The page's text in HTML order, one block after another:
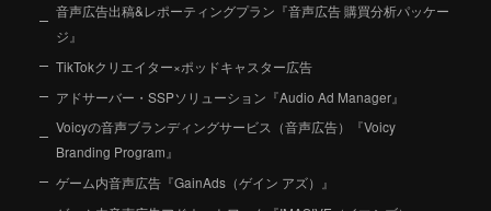
音声広告出稿&レポーティングプラン『音声広告 購買分析パッケー
ジ』
TikTokクリエイター×ポッドキャスター広告
アドサーバー・SSPソリューション『Audio Ad Manager』
Voicyの音声ブランディングサービス（音声広告）『Voicy
Branding Program』
ゲーム内音声広告『GainAds（ゲイン アズ）』